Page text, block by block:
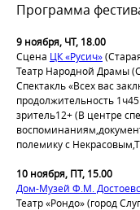
Программа
9 ноября, ЧТ, 18.00
Сцена ЦК «Русич»
Театр Народной Драмы
Спектакль «Всех вас
продолжительность
зритель12+ (В центре
полемику с
10 ноября, ПТ, 15.00
Дом-Музей Ф.М.
Театр «Рондо» (город